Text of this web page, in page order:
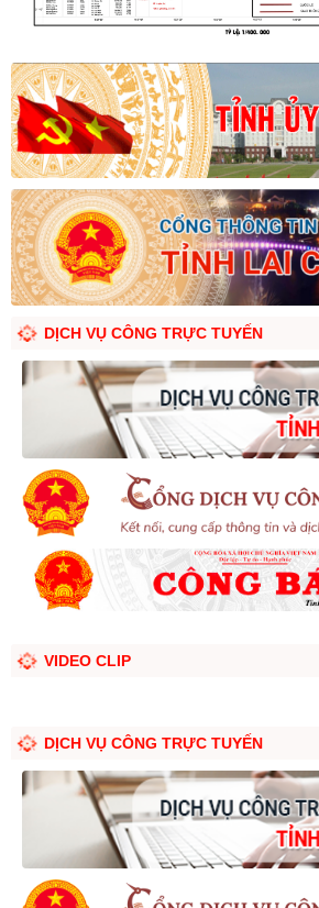
DỊCH VỤ CÔNG TRỰC TUYẾN
VIDEO CLIP
DỊCH VỤ CÔNG TRỰC TUYẾN